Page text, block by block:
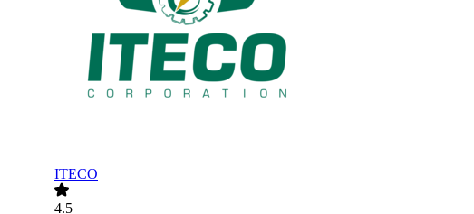
ITECO
4.5